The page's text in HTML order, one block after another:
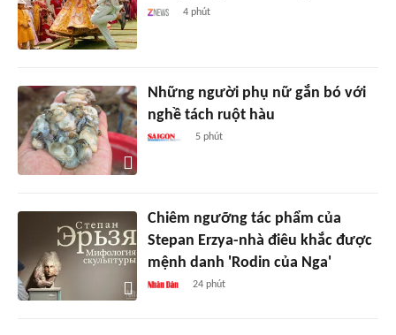
4 phút
Những người phụ nữ gắn bó với
nghề tách ruột hàu
5 phút
Chiêm ngưỡng tác phẩm của
Stepan Erzya-nhà điêu khắc được
mệnh danh 'Rodin của Nga'
24 phút